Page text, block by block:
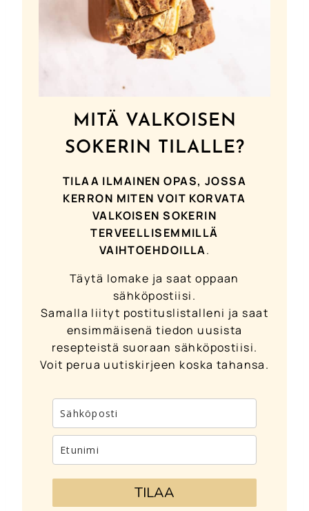
MITÄ VALKOISEN
SOKERIN TILALLE?
TILAA ILMAINEN OPAS, JOSSA
KERRON MITEN VOIT KORVATA
VALKOISEN SOKERIN
TERVEELLISEMMILLÄ
VAIHTOEHDOILLA.
Täytä lomake ja saat oppaan
sähköpostiisi.
Samalla liityt postituslistalleni ja saat
ensimmäisenä tiedon uusista
resepteistä suoraan sähköpostiisi.
Voit perua uutiskirjeen koska tahansa.
TILAA